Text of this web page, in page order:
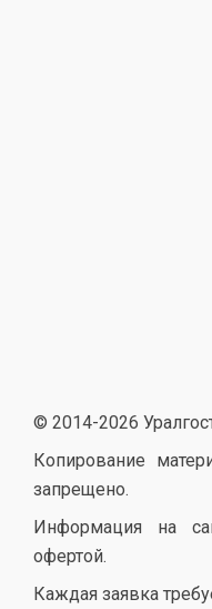
© 2014-2026
Копирование
запрещено.
Информация на
офертой.
Каждая заявка